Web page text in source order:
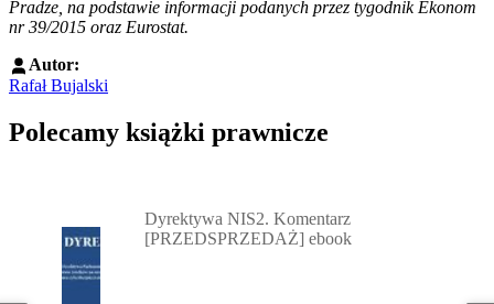
Pradze, na podstawie informacji podanych przez tygodnik Ekonom
nr 39/2015 oraz Eurostat.
Autor:
Rafał Bujalski
Polecamy książki prawnicze
Dyrektywa NIS2. Komentarz
[PRZEDSPRZEDAŻ] ebook